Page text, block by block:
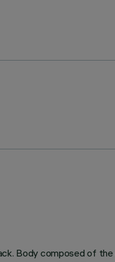
Body composed of